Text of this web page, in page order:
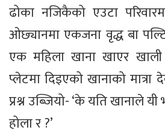
ढोका नजिकैको एउटा
ओछ्यानमा एकजना वृद्ध बा
एक महिला खाना खाएर खाली
प्लेटमा दिइएको खानाको
प्रश्न उब्जियो- ‘के यति खानाले
होला र ?’